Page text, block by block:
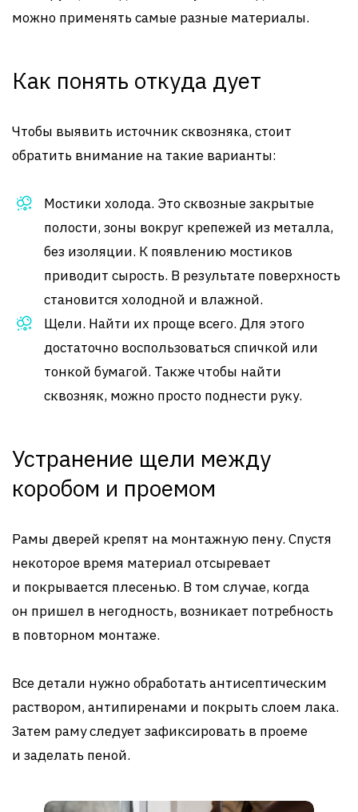
можно применять самые разные материалы.
Как понять откуда дует
Чтобы выявить источник сквозняка, стоит
обратить внимание на такие варианты:
Мостики холода. Это сквозные закрытые
полости, зоны вокруг крепежей из металла,
без изоляции. К появлению мостиков
приводит сырость. В результате поверхность
становится холодной и влажной.
Щели. Найти их проще всего. Для этого
достаточно воспользоваться спичкой или
тонкой бумагой. Также чтобы найти
сквозняк, можно просто поднести руку.
Устранение щели между
коробом и проемом
Рамы дверей крепят на монтажную пену. Спустя
некоторое время материал отсыревает
и покрывается плесенью. В том случае, когда
он пришел в негодность, возникает потребность
в повторном монтаже.
Все детали нужно обработать антисептическим
раствором, антипиренами и покрыть слоем лака.
Затем раму следует зафиксировать в проеме
и заделать пеной.